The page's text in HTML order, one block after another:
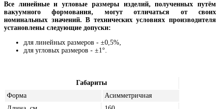
Все линейные и угловые размеры изделий, полученных путём
вакуумного формования, могут отличаться от своих
номинальных значений. В технических условиях производителя
установлены следующие допуски:
для линейных размеров - ±0,5%,
для угловых размеров - ±1°.
Габариты
Форма
Асимметричная